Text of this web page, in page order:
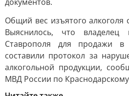
Общий вес изъятого алкоголя
Выяснилось, что
Ставрополя для продажи
составили протокол за
алкогольной продукции,
МВД России по